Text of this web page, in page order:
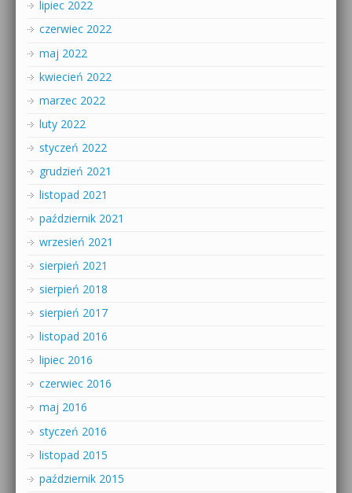
lipiec 2022
czerwiec 2022
maj 2022
kwiecień 2022
marzec 2022
luty 2022
styczeń 2022
grudzień 2021
listopad 2021
październik 2021
wrzesień 2021
sierpień 2021
sierpień 2018
sierpień 2017
listopad 2016
lipiec 2016
czerwiec 2016
maj 2016
styczeń 2016
listopad 2015
październik 2015